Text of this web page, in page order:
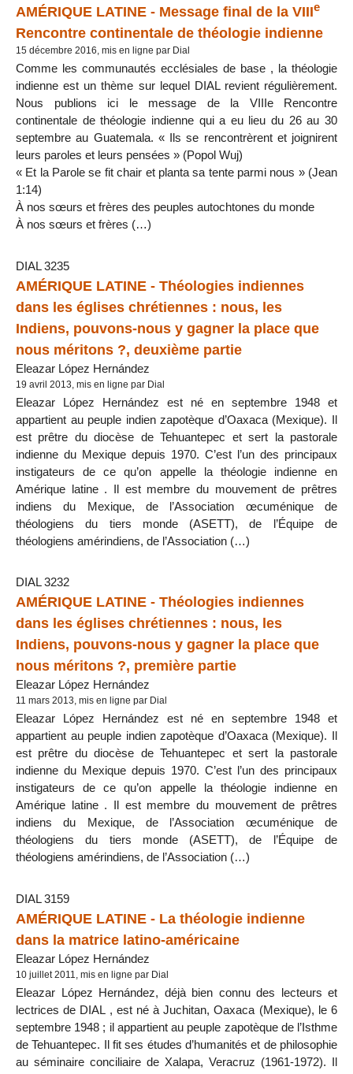
AMÉRIQUE LATINE - Message final de la VIIIe
Rencontre continentale de théologie indienne
15 décembre 2016, mis en ligne par Dial
Comme les communautés ecclésiales de base , la théologie
indienne est un thème sur lequel DIAL revient régulièrement.
Nous publions ici le message de la VIIIe Rencontre
continentale de théologie indienne qui a eu lieu du 26 au 30
septembre au Guatemala. « Ils se rencontrèrent et joignirent
leurs paroles et leurs pensées » (Popol Wuj)
« Et la Parole se fit chair et planta sa tente parmi nous » (Jean
1:14)
À nos sœurs et frères des peuples autochtones du monde
À nos sœurs et frères (…)
DIAL 3235
AMÉRIQUE LATINE - Théologies indiennes
dans les églises chrétiennes : nous, les
Indiens, pouvons-nous y gagner la place que
nous méritons ?, deuxième partie
Eleazar López Hernández
19 avril 2013, mis en ligne par Dial
Eleazar López Hernández est né en septembre 1948 et
appartient au peuple indien zapotèque d’Oaxaca (Mexique). Il
est prêtre du diocèse de Tehuantepec et sert la pastorale
indienne du Mexique depuis 1970. C’est l’un des principaux
instigateurs de ce qu’on appelle la théologie indienne en
Amérique latine . Il est membre du mouvement de prêtres
indiens du Mexique, de l’Association œcuménique de
théologiens du tiers monde (ASETT), de l’Équipe de
théologiens amérindiens, de l’Association (…)
DIAL 3232
AMÉRIQUE LATINE - Théologies indiennes
dans les églises chrétiennes : nous, les
Indiens, pouvons-nous y gagner la place que
nous méritons ?, première partie
Eleazar López Hernández
11 mars 2013, mis en ligne par Dial
Eleazar López Hernández est né en septembre 1948 et
appartient au peuple indien zapotèque d’Oaxaca (Mexique). Il
est prêtre du diocèse de Tehuantepec et sert la pastorale
indienne du Mexique depuis 1970. C’est l’un des principaux
instigateurs de ce qu’on appelle la théologie indienne en
Amérique latine . Il est membre du mouvement de prêtres
indiens du Mexique, de l’Association œcuménique de
théologiens du tiers monde (ASETT), de l’Équipe de
théologiens amérindiens, de l’Association (…)
DIAL 3159
AMÉRIQUE LATINE - La théologie indienne
dans la matrice latino-américaine
Eleazar López Hernández
10 juillet 2011, mis en ligne par Dial
Eleazar López Hernández, déjà bien connu des lecteurs et
lectrices de DIAL , est né à Juchitan, Oaxaca (Mexique), le 6
septembre 1948 ; il appartient au peuple zapotèque de l’Isthme
de Tehuantepec. Il fit ses études d’humanités et de philosophie
au séminaire conciliaire de Xalapa, Veracruz (1961-1972). Il